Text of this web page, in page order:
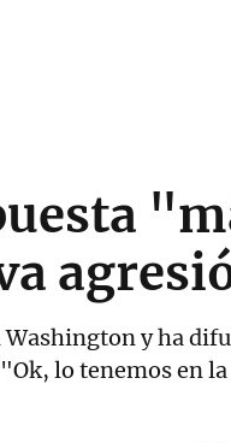
y ha
lo tenemos en